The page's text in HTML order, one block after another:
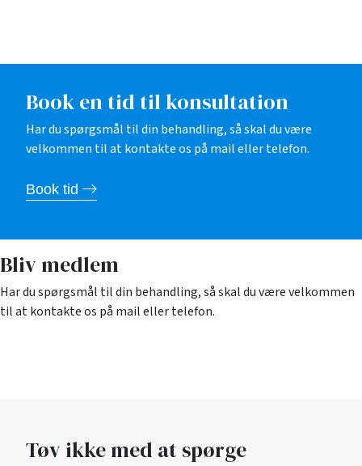
Book en tid til konsultation
Har du spørgsmål til din behandling, så skal du være
velkommen til at kontakte os på mail eller telefon.
Book tid
Bliv medlem
Har du spørgsmål til din behandling, så skal du være velkommen
til at kontakte os på mail eller telefon.
Tøv ikke med at spørge